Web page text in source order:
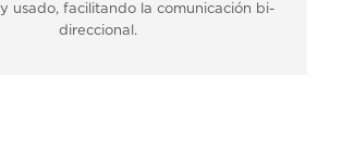
usado, facilitando la comunicación bi-
direccional.